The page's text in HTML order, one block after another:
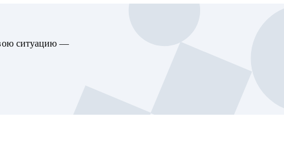
министерства, госкомпании
резюме для Project / Delivery / Release Manager
ситуацию —